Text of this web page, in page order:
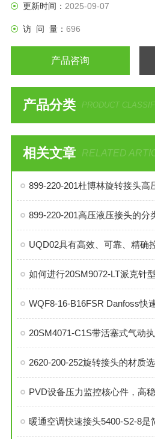
更新时间： 2025-09-07
访 问 量： 696
产品咨询
产品分类 PRODUCT
相关文章 RELATED
899-220-201高压液压接头的分
UQD02具有高效、可靠、精确
2620-200-252旋转接头的材质
PVD设备压力监控核心件，高